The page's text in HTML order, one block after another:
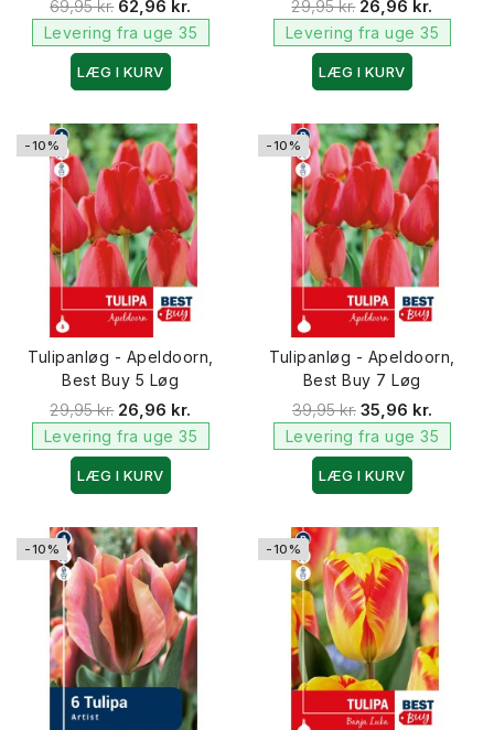
69,95 kr. 62,96 kr.
Levering fra uge 35
LÆG I KURV
29,95 kr. 26,96 kr.
Levering fra uge 35
LÆG I KURV
-10%
Tulipanløg - Apeldoorn,
Best Buy 5 Løg
29,95 kr. 26,96 kr.
Levering fra uge 35
LÆG I KURV
-10%
Tulipanløg - Apeldoorn,
Best Buy 7 Løg
39,95 kr. 35,96 kr.
Levering fra uge 35
LÆG I KURV
-10% -10%